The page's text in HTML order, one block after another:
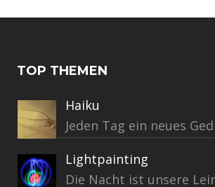
TOP THEMEN
Haiku
Jeden Tag ein neues
Lightpainting
Die Nacht ist unsere